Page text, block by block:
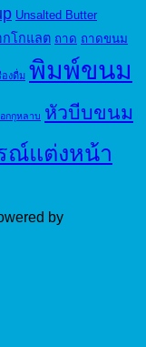
Unsalted Butter
โกแลต ถาด ถาดขนม
องดื่ม พิมพ์ขนม
กกุหลาบ หัวบีบขนม
ณ์แต่งหน้า
by